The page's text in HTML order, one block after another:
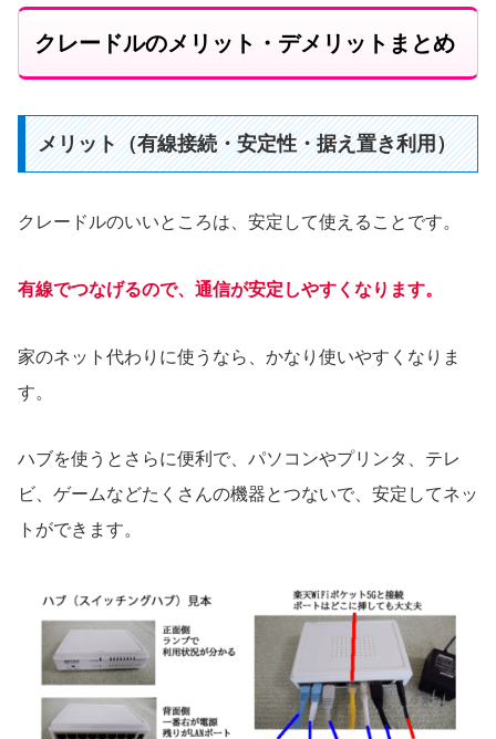
クレードルのメリット・デメリットまとめ
メリット（有線接続・安定性・据え置き利用）
クレードルのいいところは、安定して使えることです。
有線でつなげるので、通信が安定しやすくなります。
家のネット代わりに使うなら、かなり使いやすくなりま
す。
ハブを使うとさらに便利で、パソコンやプリンタ、テレ
ビ、ゲームなどたくさんの機器とつないで、安定してネッ
トができます。